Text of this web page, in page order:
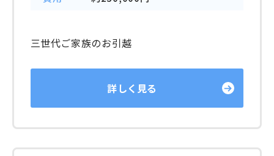
三世代ご家族のお引越
詳しく見る